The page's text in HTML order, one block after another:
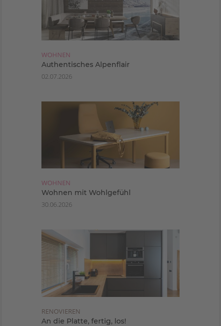
WOHNEN
Authentisches Alpenflair
02.07.2026
WOHNEN
Wohnen mit Wohlgefühl
30.06.2026
RENOVIEREN
An die Platte, fertig, los!